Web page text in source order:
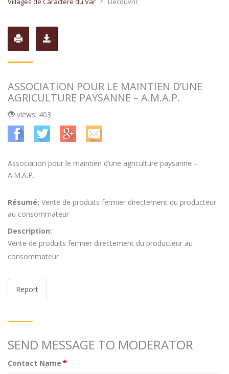
ASSOCIATION POUR LE MAINTIEN D’UNE
AGRICULTURE PAYSANNE – A.M.A.P.
views: 403
Association pour le maintien d’une agriculture paysanne –
A.M.A.P.
Résumé: Vente de produits fermier directement du producteur
au consommateur
Description:
Vente de produits fermier directement du producteur au
consommateur
Report
SEND MESSAGE TO MODERATOR
Contact Name*